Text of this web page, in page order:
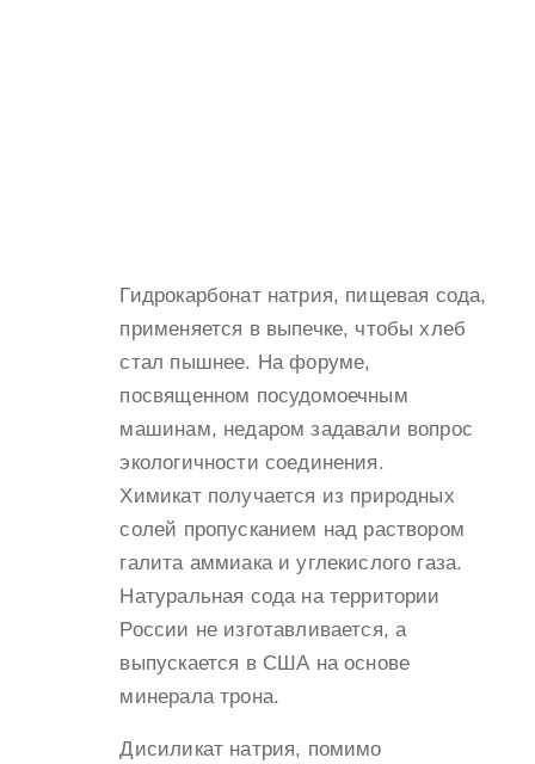
Гидрокарбонат натрия, пищевая сода,
применяется в выпечке, чтобы хлеб
стал пышнее. На форуме,
посвященном посудомоечным
машинам, недаром задавали вопрос
экологичности соединения.
Химикат получается из природных
солей пропусканием над раствором
галита аммиака и углекислого газа.
Натуральная сода на территории
России не изготавливается, а
выпускается в США на основе
минерала трона.
Дисиликат натрия, помимо